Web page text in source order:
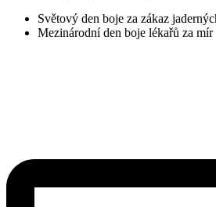
Světový den boje za zákaz
Mezinárodní den boje lékařů za mír